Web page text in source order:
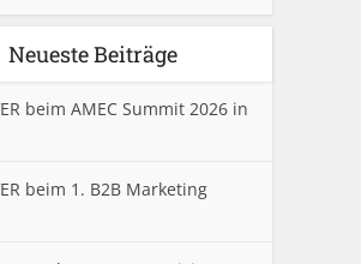
Neueste Beiträge
beim AMEC Summit 2026 in
beim 1. B2B Marketing